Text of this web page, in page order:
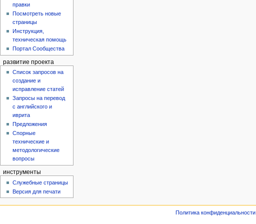
правки
Посмотреть новые
страницы
Инструкция,
техническая помощь
Портал Сообщества
развитие проекта
Список запросов на
создание и
исправление статей
Запросы на перевод
с английского и
иврита
Предложения
Спорные
технические и
методологические
вопросы
инструменты
Служебные страницы
Версия для печати
Политика конфиденциальности